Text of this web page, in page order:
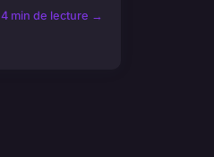
4 min de lecture →